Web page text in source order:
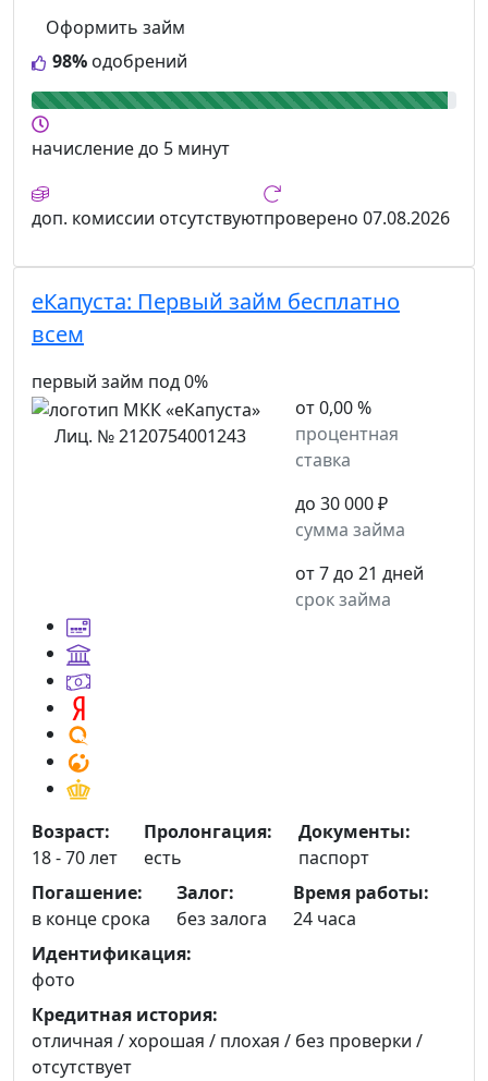
98% одобрений
Оформить займ
начислениедо 5 минут
доп. комиссии отсутствуютпроверено 07.08.2026
еКапуста: Первый займ бесплатно
всем
первый займ под 0%
Лиц. № 2120754001243
от 0,00 %
процентная
ставка
до 30 000 ₽
сумма займа
от 7 до 21 дней
срок займа
Возраст:
18 - 70 лет
Пролонгация:
есть
Документы:
паспорт
Погашение:
в конце срока
Залог:
без залога
Время работы:
24 часа
Идентификация:
фото
Кредитная история:
отличная / хорошая / плохая / без проверки /
отсутствует